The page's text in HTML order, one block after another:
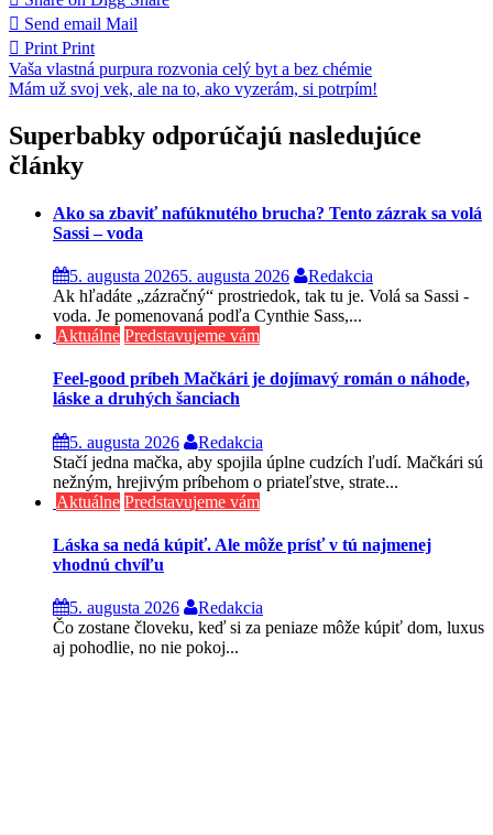
Send email Mail
Print Print
Navigácia
v
článku
Vaša vlastná purpura rozvonia celý byt a bez chémie
Mám už svoj vek, ale na to, ako vyzerám, si potrpím!
Superbabky odporúčajú nasledujúce
články
Ako sa zbaviť nafúknutého brucha? Tento zázrak sa volá
Sassi – voda
5. augusta 20265. augusta 2026
Redakcia
Ak hľadáte „zázračný“ prostriedok, tak tu je. Volá sa Sassi -
voda. Je pomenovaná podľa Cynthie Sass,...
Aktuálne Predstavujeme vám
Feel-good príbeh Mačkári je dojímavý román o náhode,
láske a druhých šanciach
5. augusta 2026
Redakcia
Stačí jedna mačka, aby spojila úplne cudzích ľudí. Mačkári sú
nežným, hrejivým príbehom o priateľstve, strate...
Aktuálne Predstavujeme vám
Láska sa nedá kúpiť. Ale môže prísť v tú najmenej
vhodnú chvíľu
5. augusta 2026
Redakcia
Čo zostane človeku, keď si za peniaze môže kúpiť dom, luxus
aj pohodlie, no nie pokoj...